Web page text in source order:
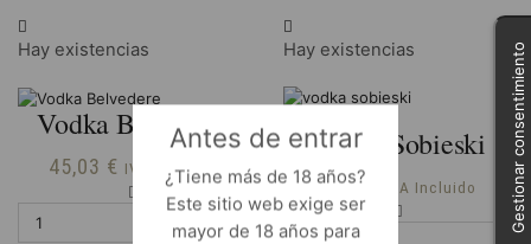
Antes de entrar
¿Tiene más de 18 años?
Este sitio web exige ser
mayor de 18 años para
Hay existencias
Vodka Belvedere
45,03 € IVA Incluido
Vodka
Belvedere
cantidad
Hay existencias
Vodka Sobieski
9,00
IVA Incluido
Gestionar consentimiento